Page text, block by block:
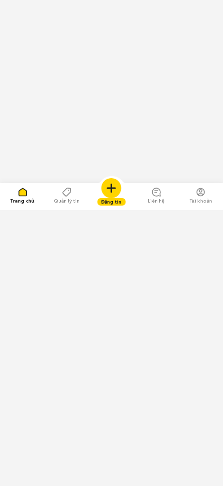
Trang chủ Quản lý tin Đăng tin Liên hệ Tài khoản